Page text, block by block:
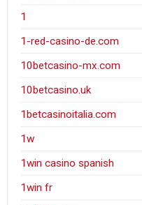
1
1-red-casino-de.com
10betcasino-mx.com
10betcasino.uk
1betcasinoitalia.com
1w
1win casino spanish
1win fr